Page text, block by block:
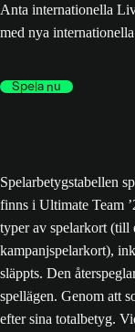
Anta internationella
med nya
Spela nu
Spelarbetygstabellen
finns i Ultimate Team
typer av spelarkort (till
kampanjspelarkort),
släppts. Den
spellägen. Genom att
efter sina totalbetyg.